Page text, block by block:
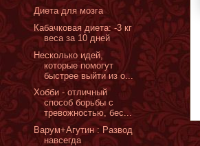
Диета для мозга
Кабачковая диета: -3 кг
веса за 10 дней
Несколько идей,
которые помогут
быстрее выйти из о...
Хобби - отличный
способ борьбы с
тревожностью, бес...
Варум+Агутин : Развод
навсегда